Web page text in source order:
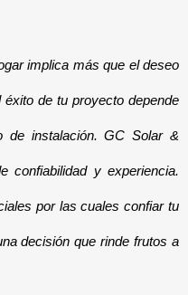
implica más que el deseo
de tu proyecto depende
de instalación. GC Solar &
confiabilidad y experiencia.
por las cuales confiar tu
decisión que rinde frutos a